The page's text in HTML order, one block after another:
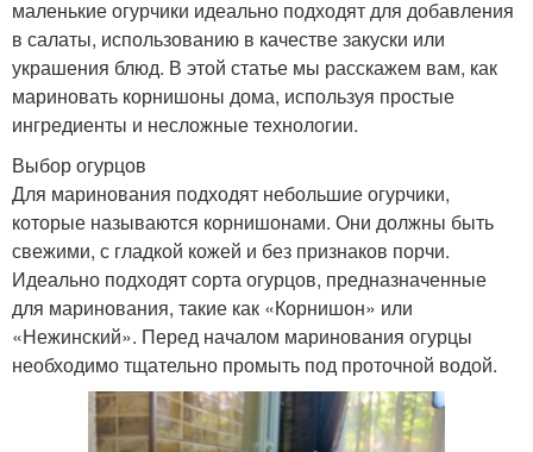
маленькие огурчики идеально подходят для добавления
в салаты, использованию в качестве закуски или
украшения блюд. В этой статье мы расскажем вам, как
мариновать корнишоны дома, используя простые
ингредиенты и несложные технологии.
Выбор огурцов
Для маринования подходят небольшие огурчики,
которые называются корнишонами. Они должны быть
свежими, с гладкой кожей и без признаков порчи.
Идеально подходят сорта огурцов, предназначенные
для маринования, такие как «Корнишон» или
«Нежинский». Перед началом маринования огурцы
необходимо тщательно промыть под проточной водой.